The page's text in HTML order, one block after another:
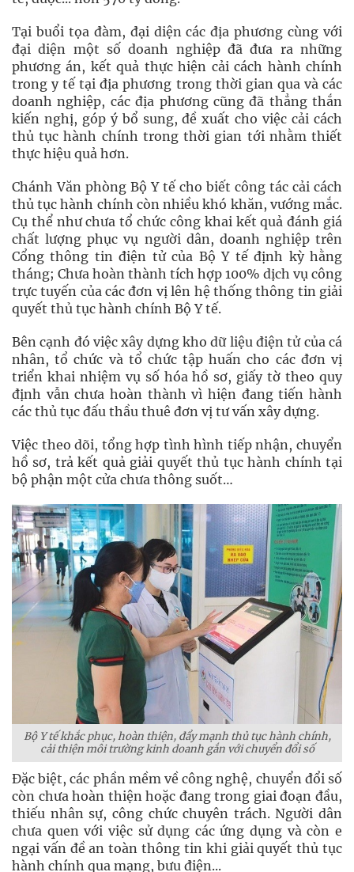
Tại buổi tọa đàm, đại diện các địa phương cùng với
đại diện một số doanh nghiệp đã đưa ra những
phương án, kết quả thực hiện cải cách hành chính
trong y tế tại địa phương trong thời gian qua và các
doanh nghiệp, các địa phương cũng đã thẳng thắn
kiến nghị, góp ý bổ sung, đề xuất cho việc cải cách
thủ tục hành chính trong thời gian tới nhằm thiết
thực hiệu quả hơn.
Chánh Văn phòng Bộ Y tế cho biết công tác cải cách
thủ tục hành chính còn nhiều khó khăn, vướng mắc.
Cụ thể như chưa tổ chức công khai kết quả đánh giá
chất lượng phục vụ người dân, doanh nghiệp trên
Cổng thông tin điện tử của Bộ Y tế định kỳ hằng
tháng; Chưa hoàn thành tích hợp 100% dịch vụ công
trực tuyến của các đơn vị lên hệ thống thông tin giải
quyết thủ tục hành chính Bộ Y tế.
Bên cạnh đó việc xây dựng kho dữ liệu điện tử của cá
nhân, tổ chức và tổ chức tập huấn cho các đơn vị
triển khai nhiệm vụ số hóa hồ sơ, giấy tờ theo quy
định vẫn chưa hoàn thành vì hiện đang tiến hành
các thủ tục đấu thầu thuê đơn vị tư vấn xây dựng.
Việc theo dõi, tổng hợp tình hình tiếp nhận, chuyển
hồ sơ, trả kết quả giải quyết thủ tục hành chính tại
bộ phận một cửa chưa thông suốt…
Bộ Y tế khắc phục, hoàn thiện, đẩy mạnh thủ tục hành chính,
cải thiện môi trường kinh doanh gắn với chuyển đổi số
Đặc biệt, các phần mềm về công nghệ, chuyển đổi số
còn chưa hoàn thiện hoặc đang trong giai đoạn đầu,
thiếu nhân sự, công chức chuyên trách. Người dân
chưa quen với việc sử dụng các ứng dụng và còn e
ngại vấn đề an toàn thông tin khi giải quyết thủ tục
hành chính qua mạng, bưu điện...